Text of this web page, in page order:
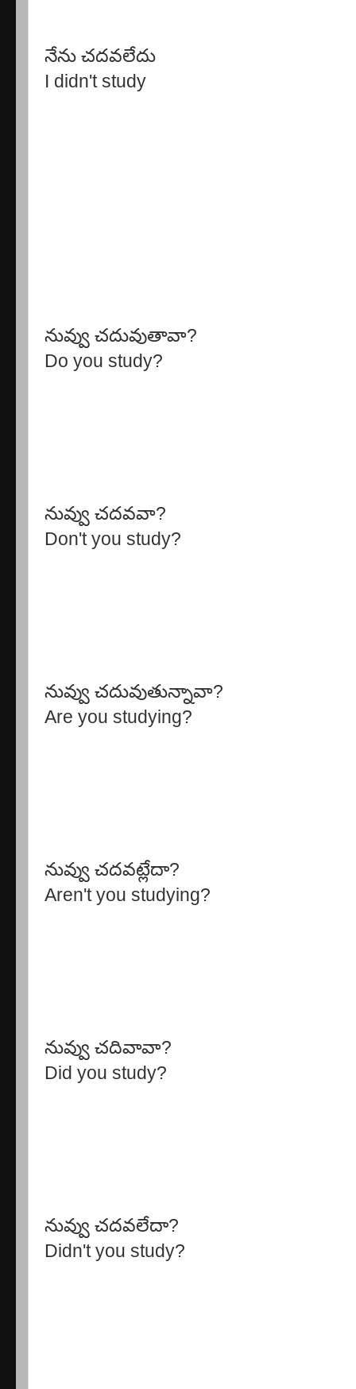
నేను చదవలేదు
I didn't study
నువ్వు చదువుతావా?
Do you study?
నువ్వు చదవవా?
Don't you study?
నువ్వు చదువుతున్నావా?
Are you studying?
నువ్వు చదవట్లేదా?
Aren't you studying?
నువ్వు చదివావా?
Did you study?
నువ్వు చదవలేదా?
Didn't you study?